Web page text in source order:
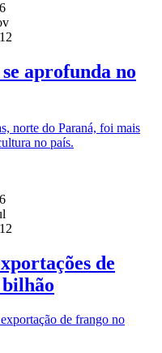
aprofunda no
norte do Paraná, foi mais
no país.
de
de frango no